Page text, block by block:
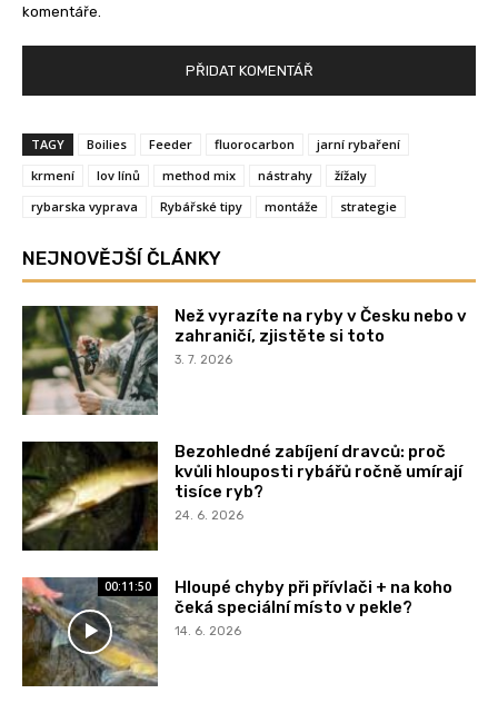
komentáře.
TAGY Boilies Feeder fluorocarbon
jarní rybaření
krmení
lov línů method mix nástrahy
žížaly
rybarska vyprava
Rybářské tipy montáže strategie
NEJNOVĚJŠÍ ČLÁNKY
Než vyrazíte na ryby v Česku nebo v
zahraničí, zjistěte si toto
3. 7. 2026
Bezohledné zabíjení dravců: proč
kvůli hlouposti rybářů ročně umírají
tisíce ryb?
24. 6. 2026
00:11:50
Hloupé chyby při přívlači + na koho
čeká speciální místo v pekle?
14. 6. 2026